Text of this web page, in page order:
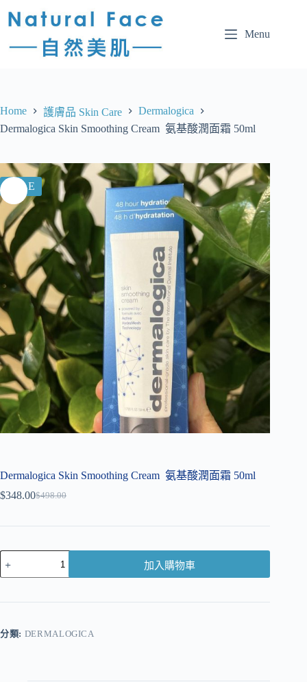
Menu
Home 護膚品 Skin Care
Dermalogica
Dermalogica Skin Smoothing Cream 氨基酸潤面霜 50ml
SALE
Dermalogica Skin Smoothing Cream 氨基酸潤面霜 50ml
$498.00
$348.00
加入購物車
r
分類: DERMALOGICA